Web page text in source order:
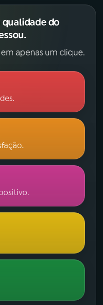
qualidade do
apenas um clique.